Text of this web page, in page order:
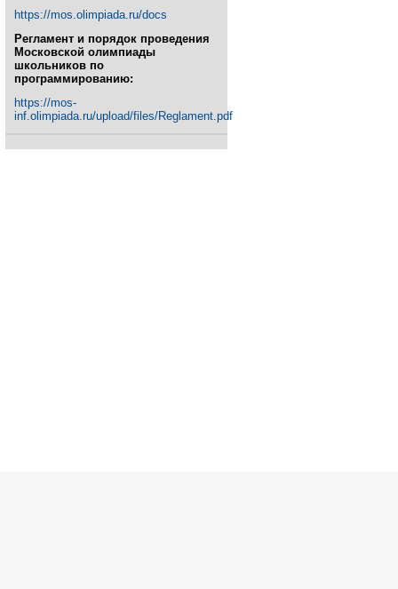
https://mos.olimpiada.ru/docs
Регламент и порядок проведения
Московской олимпиады
школьников по
программированию:
https://mos-
inf.olimpiada.ru/upload/files/Reglament.pdf